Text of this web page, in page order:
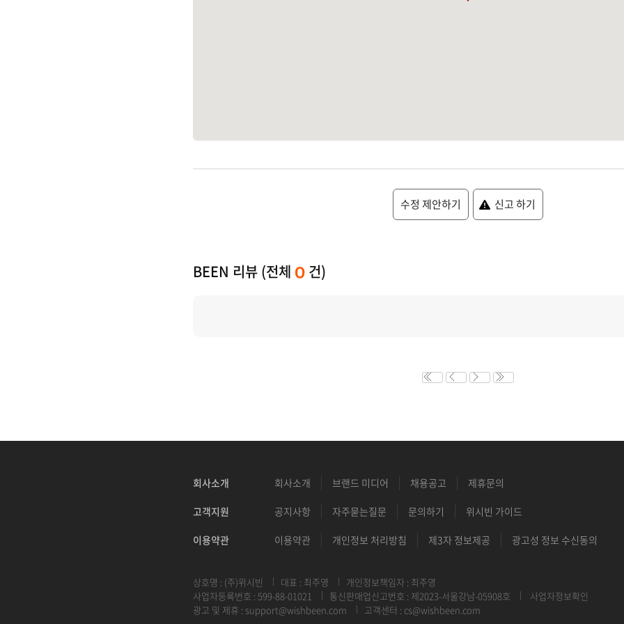
수정 제안하기 신고 하기
BEEN 리뷰 (전체 0 건)
회사소개 회사소개 브랜드 미디어 채용공고 제휴문의
고객지원 공지사항 자주묻는질문 문의하기 위시빈 가이드
이용약관 이용약관 개인정보 처리방침 제3자 정보제공 광고성 정보 수신동의
상호명 : (주)위시빈 대표 : 최주영
개인정보책임자 : 최주영
사업자등록번호 : 599-88-01021
통신판매업신고번호 : 제2023-서울강남-05908호
사업자정보확인
광고 및 제휴 : support@wishbeen.com 고객센터 : cs@wishbeen.com